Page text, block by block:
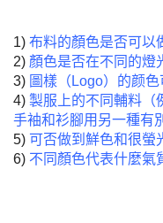
1) 布料的顏色是否可以
2) 顏色是否在不同的燈
3) 圖樣（Logo）的颜
4) 製服上的不同輔料（
手袖和衫腳用另一種有
5) 可否做到鮮色和很螢
6) 不同顏色代表什麼氣